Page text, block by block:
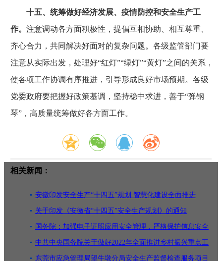
十五、统筹做好经济发展、疫情防控和安全生产工
作。 注意调动各方面积极性，提倡互相协助、相互尊重、
齐心合力，共同解决好面对的复杂问题。各级监管部门要
注意从实际出发，处理好“红灯”“绿灯”“黄灯”之间的关系，
使各项工作协调有序推进，引导形成良好市场预期。各级
党委政府要把握好政策基调，坚持稳中求进，善于“弹钢
琴”，高质量统筹做好各方面工作。
相关新闻：
安徽印发安全生产“十四五”规划 智慧化建设全面推进
关于印发《安徽省“十四五”安全生产规划》的通知
国务院：加强电子证照应用安全管理，严格保护信息安全
中共中央国务院关于做好2022年全面推进乡村振兴重点工
作的意见
东莞市应急管理局望牛墩分局安全生产监督检查服务项目